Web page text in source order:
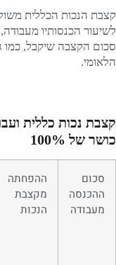
קצבת הנכות הכללית
לשיעור הכנסותיו
סכום הקצבה שיקבל, כמו
הלאומי.
קצבת נכות כללית
כושר של 100%
סכום
ההכנסה
מעבודה
ההפחתה
מקצבת
הנכות